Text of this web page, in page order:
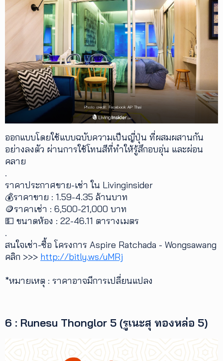
ออกแบบโดยใช้แบบฉบับความเป็นญี่ปุ่น ที่ผสมผสานกัน
อย่างลงตัว ผ่านการใช้โทนสีที่ทำให้รู้สึกอบอุ่น และผ่อน
คลาย
.
ราคาประกาศขาย-เช่า ใน Livinginsider
💰ราคาขาย : 1.59-4.35 ล้านบาท
🪙ราคาเช่า : 6,500-21,000 บาท
💵 ขนาดห้อง : 22-46.11 ตารางเมตร
.
สนใจเช่า-ซื้อ โครงการ Aspire Ratchada - Wongsawang
คลิก >>> http://bitly.ws/uMRj
*หมายเหตุ : ราคาอาจมีการเปลี่ยนแปลง
6 : Runesu Thonglor 5 (รูเนะสุ ทองหล่อ 5)